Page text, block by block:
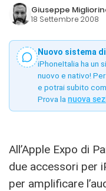
Giuseppe
18 Settembre 2008
Nuovo sistema
iPhoneItalia ha un
nuovo e nativo!
e potrai subito
Prova la nuova
All’Apple Expo di
due accessori per
per amplificare